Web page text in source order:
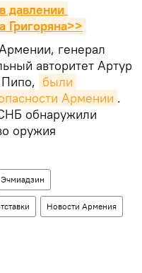
давлении
Григоряна>>
генерал
авторитет Артур
были
Армении .
обнаружили
оружия
Эчмиадзин
Новости Армения